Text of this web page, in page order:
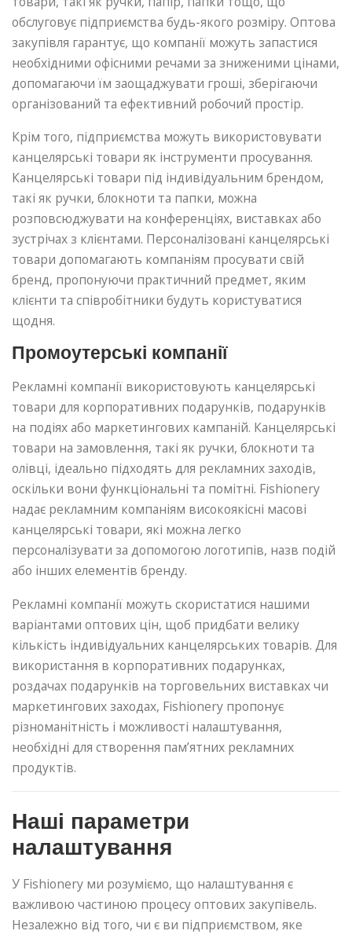
обслуговує підприємства будь-якого розміру. Оптова
закупівля гарантує, що компанії можуть запастися
необхідними офісними речами за зниженими цінами,
допомагаючи їм заощаджувати гроші, зберігаючи
організований та ефективний робочий простір.
Крім того, підприємства можуть використовувати
канцелярські товари як інструменти просування.
Канцелярські товари під індивідуальним брендом,
такі як ручки, блокноти та папки, можна
розповсюджувати на конференціях, виставках або
зустрічах з клієнтами. Персоналізовані канцелярські
товари допомагають компаніям просувати свій
бренд, пропонуючи практичний предмет, яким
клієнти та співробітники будуть користуватися
щодня.
Промоутерські компанії
Рекламні компанії використовують канцелярські
товари для корпоративних подарунків, подарунків
на подіях або маркетингових кампаній. Канцелярські
товари на замовлення, такі як ручки, блокноти та
олівці, ідеально підходять для рекламних заходів,
оскільки вони функціональні та помітні. Fishionery
надає рекламним компаніям високоякісні масові
канцелярські товари, які можна легко
персоналізувати за допомогою логотипів, назв подій
або інших елементів бренду.
Рекламні компанії можуть скористатися нашими
варіантами оптових цін, щоб придбати велику
кількість індивідуальних канцелярських товарів. Для
використання в корпоративних подарунках,
роздачах подарунків на торговельних виставках чи
маркетингових заходах, Fishionery пропонує
різноманітність і можливості налаштування,
необхідні для створення пам’ятних рекламних
продуктів.
Наші параметри
налаштування
У Fishionery ми розуміємо, що налаштування є
важливою частиною процесу оптових закупівель.
Незалежно від того, чи є ви підприємством, яке